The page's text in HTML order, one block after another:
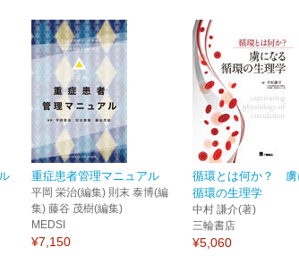
重症患者管理マニュアル
平岡 栄治(編集) 則末 泰博(編
集) 藤谷 茂樹(編集)
MEDSI
¥7,150
循環とは何か？ 虜
循環の生理学
中村 謙介(著)
三輪書店
¥5,060